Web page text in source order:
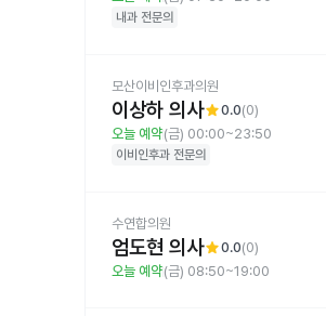
내과 전문의
모산이비인후과의원
이상하 의사star0.0(0)
오늘 예약(금) 00:00~23:50
이비인후과 전문의
수연합의원
엄도현 의사star0.0(0)
오늘 예약(금) 08:50~19:00